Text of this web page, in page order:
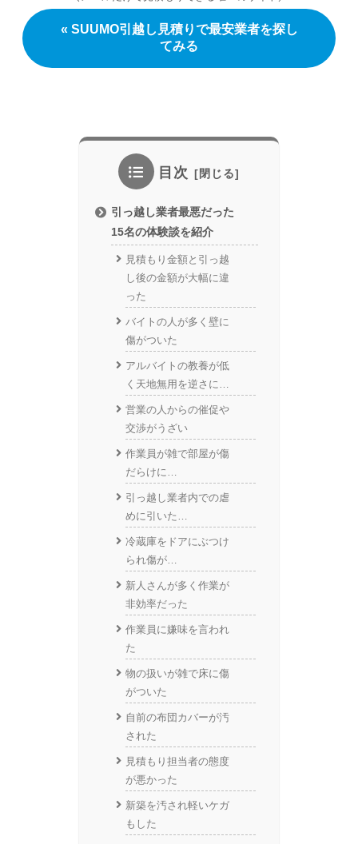
« SUUMO引越し見積りで最安業者を探し
てみる
目次
引っ越し業者最悪だった
15名の体験談を紹介
見積もり金額と引っ越
し後の金額が大幅に違
った
バイトの人が多く壁に
傷がついた
アルバイトの教養が低
く天地無用を逆さに…
営業の人からの催促や
交渉がうざい
作業員が雑で部屋が傷
だらけに…
引っ越し業者内での虐
めに引いた…
冷蔵庫をドアにぶつけ
られ傷が…
新人さんが多く作業が
非効率だった
作業員に嫌味を言われ
た
物の扱いが雑で床に傷
がついた
自前の布団カバーが汚
された
見積もり担当者の態度
が悪かった
新築を汚され軽いケガ
もした